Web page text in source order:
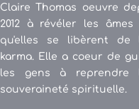
Claire Thomas oeuvre
2012 à révéler les âmes
qu'elles se libèrent de
karma. Elle a coeur de
les gens à reprendre
souveraineté spirituelle.